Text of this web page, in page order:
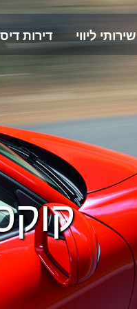
שירותי ליווי דירות